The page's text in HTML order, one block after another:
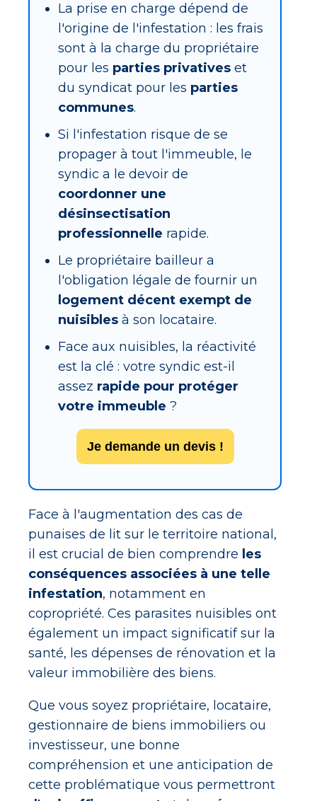
La prise en charge dépend de
l'origine de l'infestation : les frais
sont à la charge du propriétaire
pour les parties privatives et
du syndicat pour les parties
communes.
Si l'infestation risque de se
propager à tout l'immeuble, le
syndic a le devoir de
coordonner une
désinsectisation
professionnelle rapide.
Le propriétaire bailleur a
l'obligation légale de fournir un
logement décent exempt de
nuisibles à son locataire.
Face aux nuisibles, la réactivité
est la clé : votre syndic est-il
assez rapide pour protéger
votre immeuble ?
Je demande un devis !
Face à l'augmentation des cas de
punaises de lit sur le territoire national,
il est crucial de bien comprendre les
conséquences associées à une telle
infestation, notamment en
copropriété. Ces parasites nuisibles ont
également un impact significatif sur la
santé, les dépenses de rénovation et la
valeur immobilière des biens.
Que vous soyez propriétaire, locataire,
gestionnaire de biens immobiliers ou
investisseur, une bonne
compréhension et une anticipation de
cette problématique vous permettront